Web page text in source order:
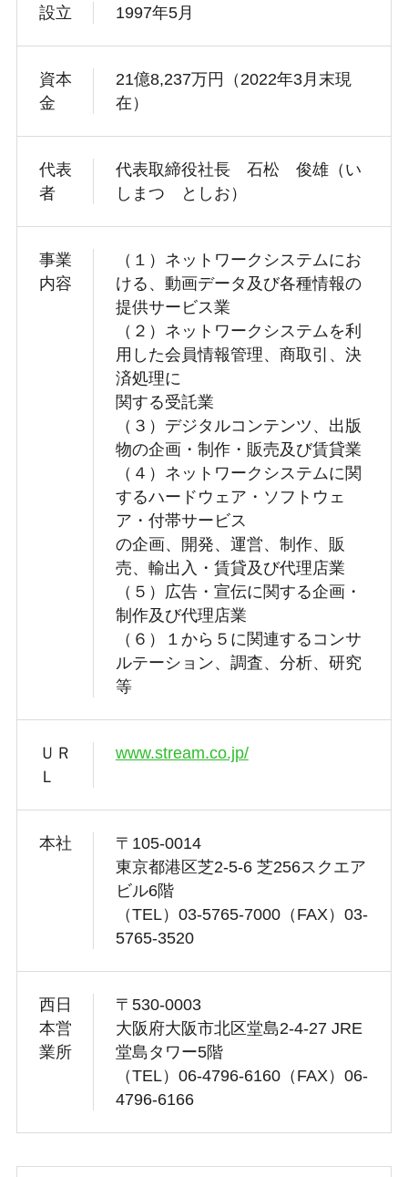
設立 1997年5月
資本
金
21億8,237万円（2022年3月末現
在）
代表
者
代表取締役社長 石松 俊雄（い
しまつ としお）
事業
内容
（１）ネットワークシステムにお
ける、動画データ及び各種情報の
提供サービス業
（２）ネットワークシステムを利
用した会員情報管理、商取引、決
済処理に
関する受託業
（３）デジタルコンテンツ、出版
物の企画・制作・販売及び賃貸業
（４）ネットワークシステムに関
するハードウェア・ソフトウェ
ア・付帯サービス
の企画、開発、運営、制作、販
売、輸出入・賃貸及び代理店業
（５）広告・宣伝に関する企画・
制作及び代理店業
（６）１から５に関連するコンサ
ルテーション、調査、分析、研究
等
ＵＲ
Ｌ
www.stream.co.jp/
本社
〒105-0014
東京都港区芝2-5-6 芝256スクエア
ビル6階
（TEL）03-5765-7000（FAX）03-
5765-3520
西日
本営
業所
〒530-0003
大阪府大阪市北区堂島2-4-27 JRE
堂島タワー5階
（TEL）06-4796-6160（FAX）06-
4796-6166